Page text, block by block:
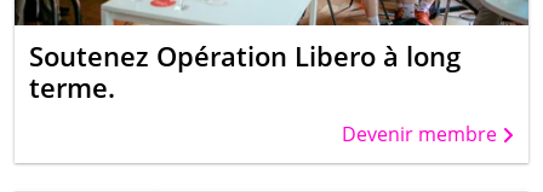
Soutenez Opération Libero à long
terme.
Devenir membre